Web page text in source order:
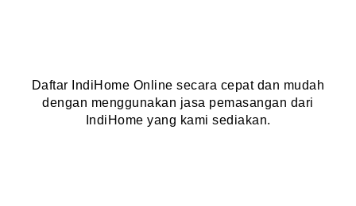
Daftar IndiHome Online secara cepat dan mudah
dengan menggunakan jasa pemasangan dari
IndiHome yang kami sediakan.